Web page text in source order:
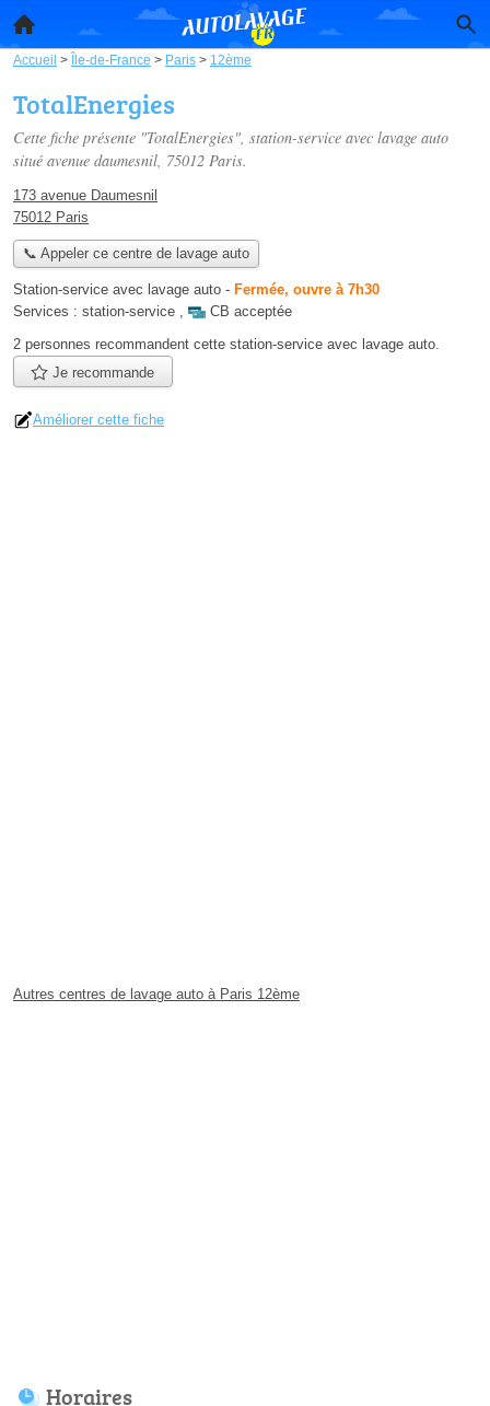
Accueil > Île-de-France > Paris > 12ème
TotalEnergies
Cette fiche présente "TotalEnergies", station-service avec lavage auto
situé avenue daumesnil, 75012 Paris.
173 avenue Daumesnil
75012 Paris
📞 Appeler ce centre de lavage auto
Station-service avec lavage auto - Fermée, ouvre à 7h30
Services : station-service ,
CB acceptée
2 personnes recommandent cette station-service avec lavage auto.
Je recommande
Améliorer cette fiche
Autres centres de lavage auto à Paris 12ème
Horaires